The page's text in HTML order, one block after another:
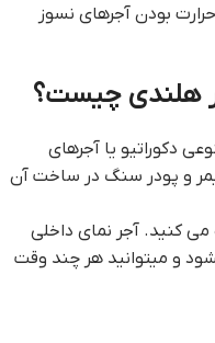
بودن آجرهای نسوز
هلندی چیست؟
دکوراتیو یا آجرهای
و پودر سنگ در ساخت آن
کنید. آجر نمای داخلی
و میتوانید هر چند وقت